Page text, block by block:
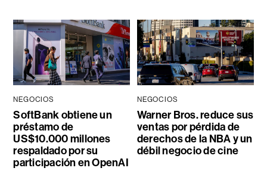
NEGOCIOS
SoftBank obtiene un
préstamo de
US$10.000 millones
respaldado por su
participación en OpenAI
NEGOCIOS
Warner Bros. reduce sus
ventas por pérdida de
derechos de la NBA y un
débil negocio de cine